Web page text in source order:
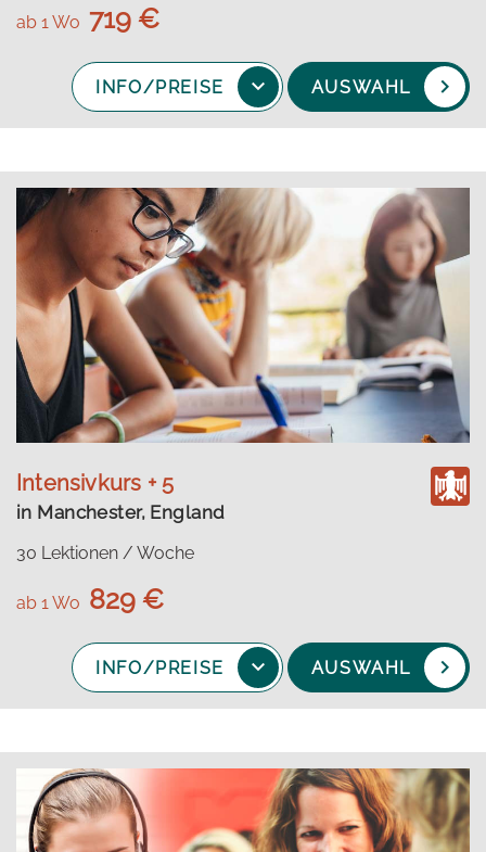
ab 1 Wo 719 €
INFO/PREISE AUSWAHL
Intensivkurs + 5
in Manchester, England
30 Lektionen / Woche
ab 1 Wo 829 €
INFO/PREISE AUSWAHL